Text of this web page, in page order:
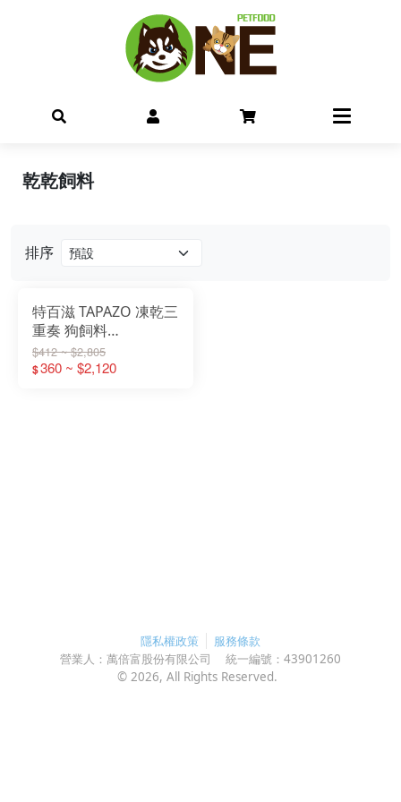
排序
特百滋 TAPAZO 凍乾三
重奏 狗飼料
2LB/5LB/15LB
$412 ~ $2,805
$360 ~ $2,120
乾乾飼料
隱私權政策
服務條款
營業人： 萬倍富股份有限公司 統一編號： 43901260
© 2026, All Rights Reserved.